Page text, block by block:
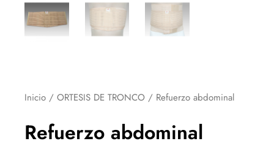
Inicio / ORTESIS DE TRONCO / Refuerzo abdominal
Refuerzo abdominal